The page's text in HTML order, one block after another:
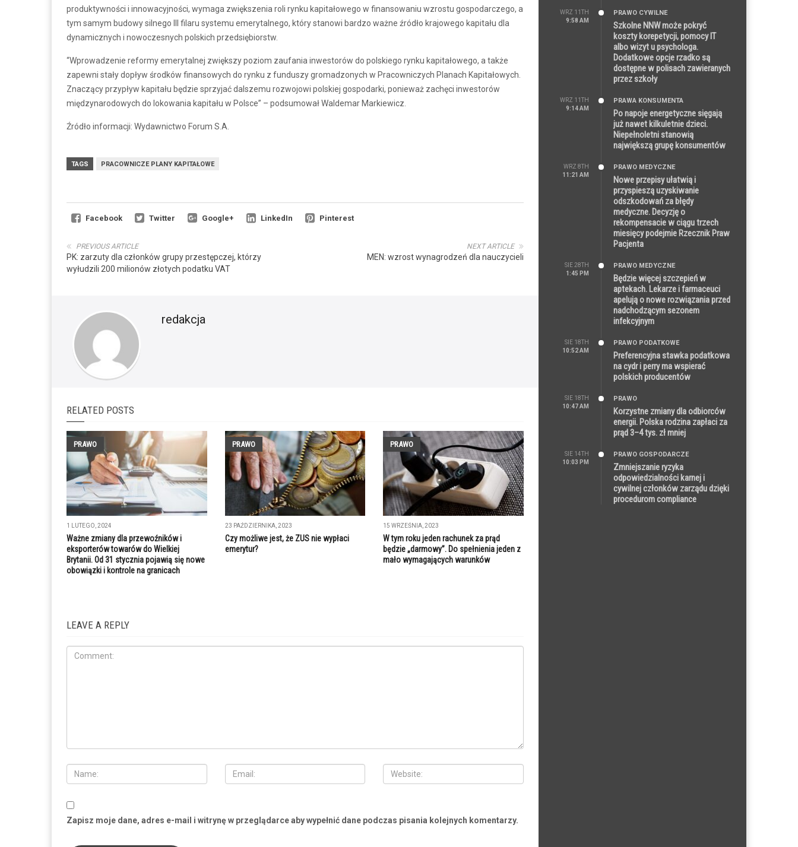
produktywności i innowacyjności, wymaga zwiększenia roli rynku kapitałowego w finansowaniu wzrostu gospodarczego, a
tym samym budowy silnego III filaru systemu emerytalnego, który stanowi bardzo ważne źródło krajowego kapitału dla
dynamicznych i nowoczesnych polskich przedsiębiorstw.
“Wprowadzenie reformy emerytalnej zwiększy poziom zaufania inwestorów do polskiego rynku kapitałowego, a także
zapewni stały dopływ środków finansowych do rynku z funduszy gromadzonych w Pracowniczych Planach Kapitałowych.
Znaczący przypływ kapitału będzie sprzyjać dalszemu rozwojowi polskiej gospodarki, ponieważ zachęci inwestorów
międzynarodowych do lokowania kapitału w Polsce” – podsumował Waldemar Markiewicz.
Źródło informacji: Wydawnictwo Forum S.A.
TAGS PRACOWNICZE PLANY KAPITAŁOWE
Facebook Twitter Google+ LinkedIn Pinterest
NEXT ARTICLE
MEN: wzrost wynagrodzeń dla nauczycieli
PREVIOUS ARTICLE
PK: zarzuty dla członków grupy przestępczej, którzy
wyłudzili 200 milionów złotych podatku VAT
redakcja
RELATED POSTS
PRAWO
1 LUTEGO, 2024
Ważne zmiany dla przewoźników i
eksporterów towarów do Wielkiej
Brytanii. Od 31 stycznia pojawią się nowe
obowiązki i kontrole na granicach
PRAWO
23 PAŹDZIERNIKA, 2023
Czy możliwe jest, że ZUS nie wypłaci
emerytur?
PRAWO
15 WRZEŚNIA, 2023
W tym roku jeden rachunek za prąd
będzie „darmowy”. Do spełnienia jeden z
mało wymagających warunków
LEAVE A REPLY
Zapisz moje dane, adres e-mail i witrynę w przeglądarce aby wypełnić dane podczas pisania kolejnych komentarzy.
WRZ 11TH
9:58 AM
PRAWO CYWILNE
Szkolne NNW może pokryć
koszty korepetycji, pomocy IT
albo wizyt u psychologa.
Dodatkowe opcje rzadko są
dostępne w polisach zawieranych
przez szkoły
WRZ 11TH
9:14 AM
PRAWA KONSUMENTA
Po napoje energetyczne sięgają
już nawet kilkuletnie dzieci.
Niepełnoletni stanowią
największą grupę konsumentów
WRZ 8TH
11:21 AM
PRAWO MEDYCZNE
Nowe przepisy ułatwią i
przyspieszą uzyskiwanie
odszkodowań za błędy
medyczne. Decyzję o
rekompensacie w ciągu trzech
miesięcy podejmie Rzecznik Praw
Pacjenta
SIE 28TH
1:45 PM
PRAWO MEDYCZNE
Będzie więcej szczepień w
aptekach. Lekarze i farmaceuci
apelują o nowe rozwiązania przed
nadchodzącym sezonem
infekcyjnym
SIE 18TH
10:52 AM
PRAWO PODATKOWE
Preferencyjna stawka podatkowa
na cydr i perry ma wspierać
polskich producentów
SIE 18TH
10:47 AM
PRAWO
Korzystne zmiany dla odbiorców
energii. Polska rodzina zapłaci za
prąd 3–4 tys. zł mniej
SIE 14TH
10:03 PM
PRAWO GOSPODARCZE
Zmniejszanie ryzyka
odpowiedzialności karnej i
cywilnej członków zarządu dzięki
procedurom compliance